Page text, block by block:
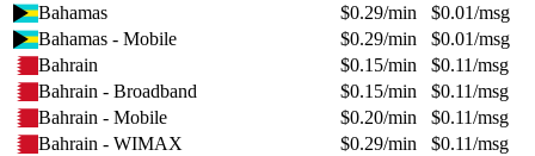
Bahamas
$0.29/min $0.01/msg
Bahamas - Mobile
$0.29/min $0.01/msg
Bahrain
$0.15/min $0.11/msg
Bahrain - Broadband
$0.15/min $0.11/msg
Bahrain - Mobile
$0.20/min $0.11/msg
Bahrain - WIMAX
$0.29/min $0.11/msg